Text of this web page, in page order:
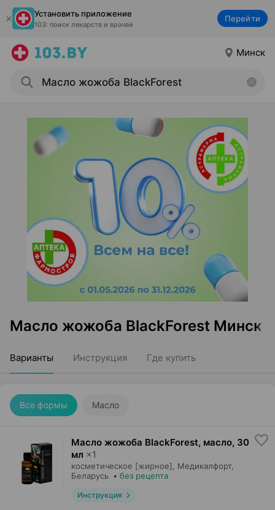
Установить приложение
103: поиск лекарств и врачей
Перейти
Минск
Масло жожоба BlackForest Минск
Варианты Инструкция Где купить
Все формы Масло
Масло жожоба BlackForest, масло, 30
мл ×1
косметическое [жирное], Медикалфорт,
Беларусь • без рецепта
Инструкция